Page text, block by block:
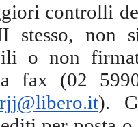
controlli
stesso, non
o non
fax (02
).